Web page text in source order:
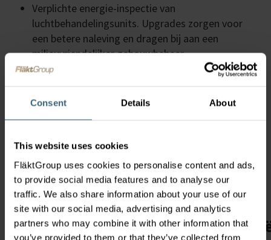
Consent Details About
This website uses cookies
FläktGroup uses cookies to personalise content and ads,
to provide social media features and to analyse our
traffic. We also share information about your use of our
site with our social media, advertising and analytics
partners who may combine it with other information that
you’ve provided to them or that they’ve collected from
Verplichte energie-inspectie van
luchtbehandelingsunits. Upgrades zorgen voor
een betere naleving en dragen bij aan een
milieuvriendelijker gebouwbeheer.
Respect voor beschermde of historische
Renovatieoplossingen kunnen zo worden
ingrijpende verbouwingen niet zijn toegestaan.
Inzicht in de totale kosten en